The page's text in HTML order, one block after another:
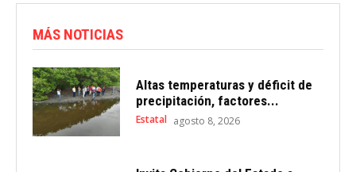
MÁS NOTICIAS
Altas temperaturas y déficit de
precipitación, factores...
Estatal agosto 8, 2026